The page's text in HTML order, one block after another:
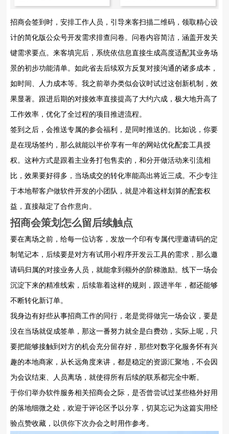
招商会签到时，安排工作人员，引导来客扫描二维码，领取精心设
计的简化版公众号开发需求排查问卷。问卷内容简洁，涵盖开发关
键需求要点。来客填完后，系统依信息直接生成高度适配其业务场
景的初步功能清单。如此省去后续双方反复对接沟通的诸多成本，
如时间、人力成本等。我之前举办类似会议时试过这创新机制，效
果显著。跟进后期的对接效率直接提高了大约六成，极大地升高了
工作效率，优化了全过程的项目推进流程。
签到之后，会推送专属的参会福利，是同时推送的。比如说，你要
是在现场签约，那么就能以半价享有一年的网站优化配套工具授
权。这种方式是跟着主业务打包售卖的，和分开做活动来引流相
比，效果要好得多，当场成交的转化率能高出将近三成。不少专注
于本地帮客户做软件开发的小团队，就是冲着这样划算的配套权
益，直接敲定了合作意向。
招商会策划怎么留后续触点
要在离场之前，给每一位访客，发放一个印有专属代理邀请码的定
制笔记本，后续要是对方有试用小程序开发云工具的需求，那么邀
请码归属的对接业务人员，就能拿到额外的阶梯激励。线下一场会
沉淀下来的精准线索，后续靠着这样的规则，跟进半年，都还能够
不断转化新订单。
我身边有好些从事招商工作的同行，老是觉得做完一场会议，要是
没在当场就促成签单，那这一番努力就全是白费劲，实际上呢，只
要把能够接触到对方的机会充分留存好，那些对数字化服务怀有兴
趣的本地商家，从长远角度来讲，都是稳定的资源汇聚地，不会因
为会议结束、人员离场，就使得所有后续的联系都完全中断。
于你们举办软件服务相关招商会之际，是否曾尝试过某些格外好用
的落地细微之处，欢迎于评论区予以分享，切莫忘记为这篇实用经
验点赞收藏，以供你下次办会之时用作参考。